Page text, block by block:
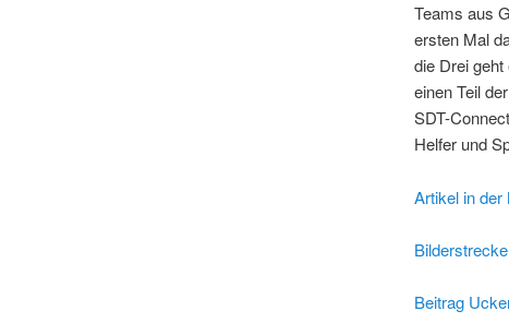
Teams aus
ersten Mal
die Drei
einen Teil
SDT-
Helfer und
Artikel in der
Beitrag